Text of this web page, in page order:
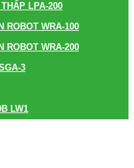
LPA-200
ROBOT WRA-100
ROBOT WRA-200
3
LW1